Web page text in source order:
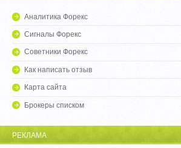
Аналитика Форекс
Сигналы Форекс
Советники Форекс
Как написать отзыв
Карта сайта
Брокеры списком
РЕКЛАМА